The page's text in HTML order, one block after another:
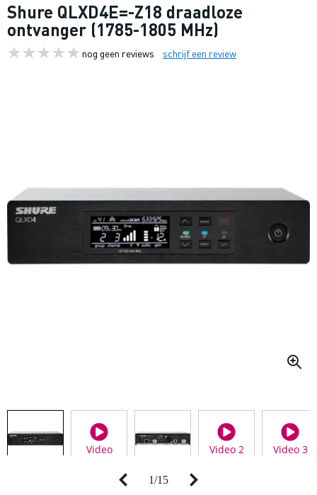
Shure QLXD4E=-Z18 draadloze
ontvanger (1785-1805 MHz)
nog geen reviews schrijf een review
Video Video 2 Video 3
1/15